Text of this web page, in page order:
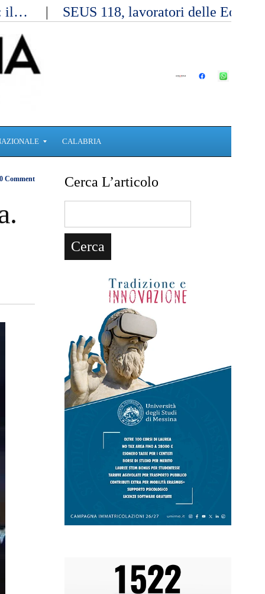
il… SEUS 118, lavoratori delle
CALABRIA
0 Comment Cerca L’articolo